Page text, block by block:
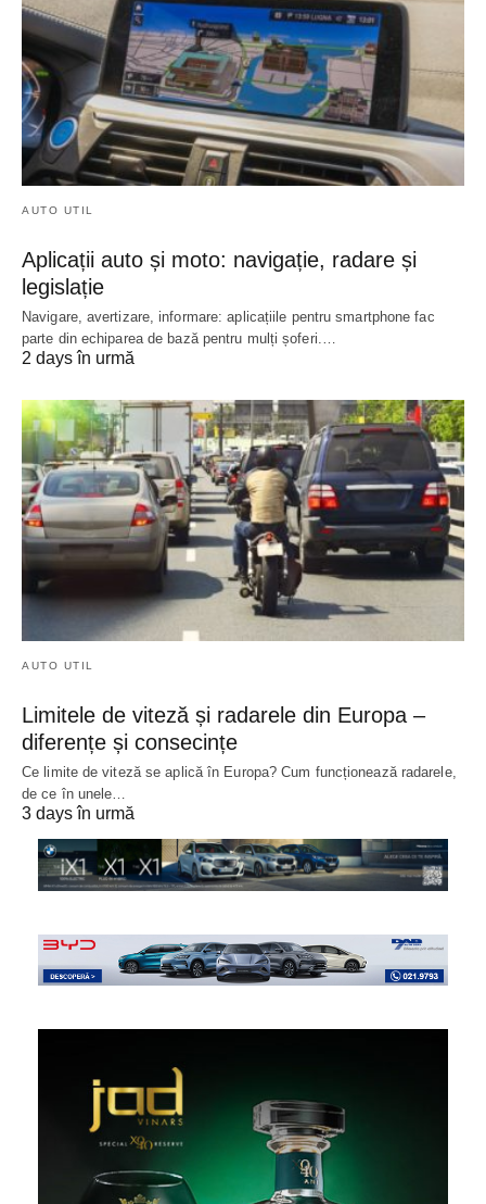
AUTO UTIL
Aplicații auto și moto: navigație, radare și
legislație
Navigare, avertizare, informare: aplicațiile pentru smartphone fac
parte din echiparea de bază pentru mulți șoferi.…
2 days în urmă
AUTO UTIL
Limitele de viteză și radarele din Europa –
diferențe și consecințe
Ce limite de viteză se aplică în Europa? Cum funcționează radarele,
de ce în unele…
3 days în urmă